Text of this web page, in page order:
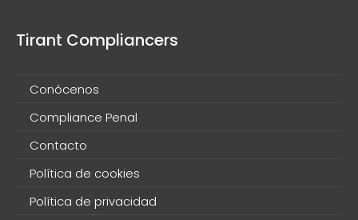
Tirant Compliancers
Conócenos
Compliance Penal
Contacto
Política de cookies
Política de privacidad